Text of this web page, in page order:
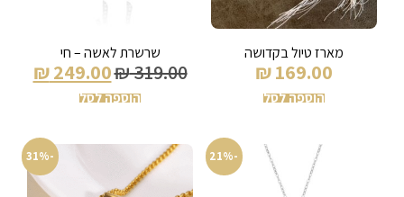
מארז טיול בקדושה
₪169.00
הוספה לסל
שרשרת לאשה – חי
₪319.00
₪249.00
הוספה לסל
-21%
-31%